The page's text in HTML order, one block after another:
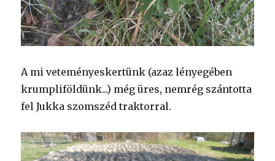
A mi veteményeskertünk (azaz lényegében
krumpliföldünk...) még üres, nemrég szántotta
fel Jukka szomszéd traktorral.